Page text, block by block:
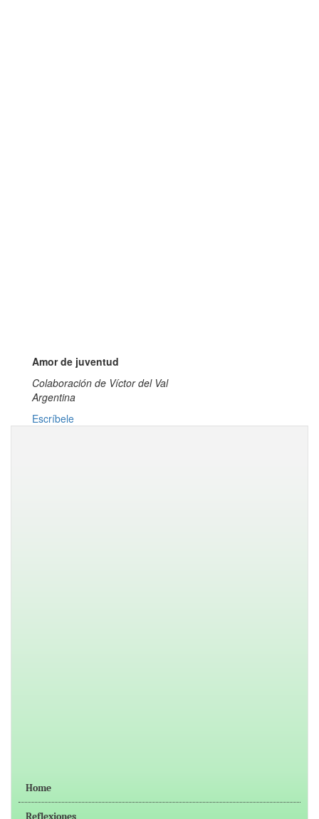
Amor de juventud
Colaboración de Víctor del Val
Argentina
Escríbele
Home
Reflexiones